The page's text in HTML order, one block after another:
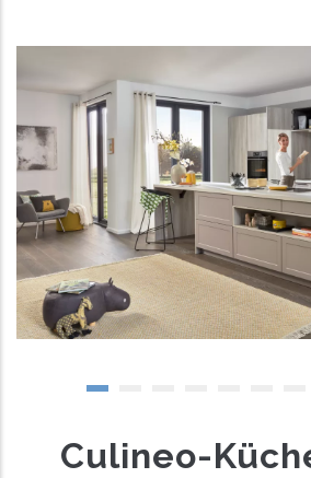
Culineo-